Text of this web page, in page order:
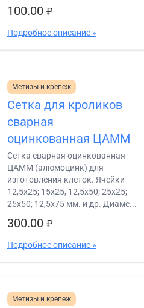
100.00 ₽
Подробное описание »
Метизы и крепеж
Сетка для кроликов
сварная
оцинкованная ЦАММ
Сетка сварная оцинкованная
ЦАММ (алюмоцинк) для
изготовления клеток. Ячейки
12,5х25; 15х25, 12,5х50; 25х25;
25х50; 12,5х75 мм. и др. Диаме...
300.00 ₽
Подробное описание »
Метизы и крепеж